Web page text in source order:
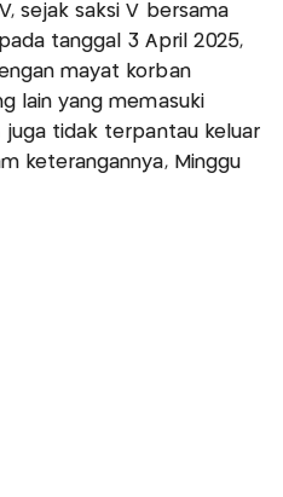
sejak saksi V bersama
tanggal 3 April 2025,
mayat korban
lain yang memasuki
juga tidak terpantau keluar
keterangannya, Minggu